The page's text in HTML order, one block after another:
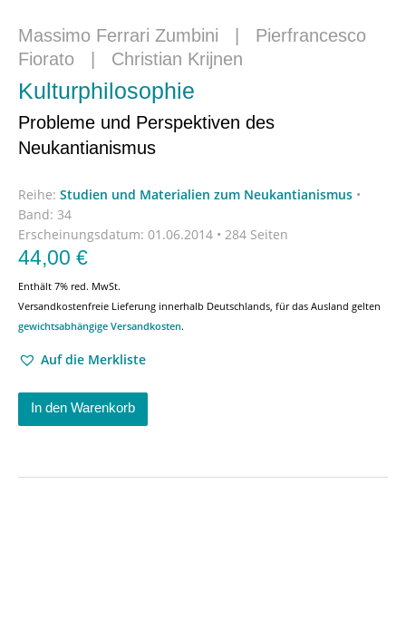
Massimo Ferrari Zumbini | Pierfrancesco
Fiorato | Christian Krijnen
Kulturphilosophie
Probleme und Perspektiven des
Neukantianismus
Reihe: Studien und Materialien zum Neukantianismus •
Band: 34
Erscheinungsdatum: 01.06.2014 • 284 Seiten
44,00 €
Enthält 7% red. MwSt.
Versandkostenfreie Lieferung innerhalb Deutschlands, für das Ausland gelten
gewichtsabhängige Versandkosten.
Auf die Merkliste
In den Warenkorb